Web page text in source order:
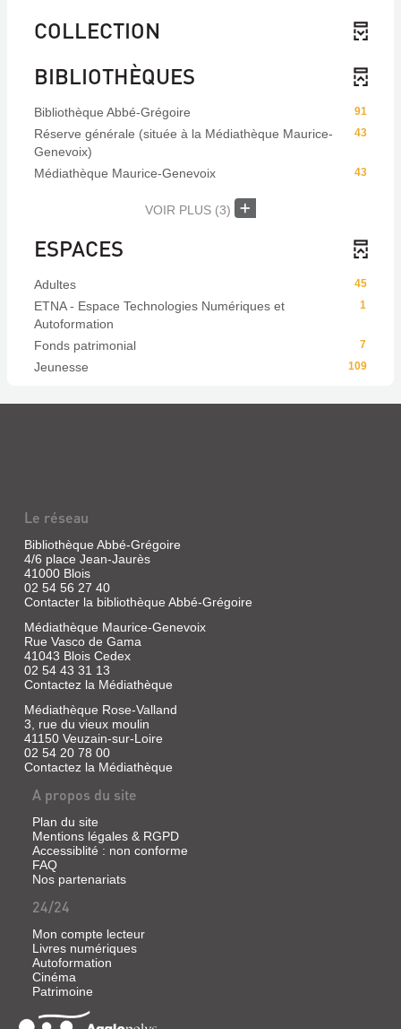
COLLECTION
BIBLIOTHÈQUES
91
Bibliothèque Abbé-Grégoire
43
Réserve générale (située à la Médiathèque Maurice-
Genevoix)
43
Médiathèque Maurice-Genevoix
VOIR PLUS (3)
ESPACES
45
Adultes
1
ETNA - Espace Technologies Numériques et
Autoformation
7
Fonds patrimonial
109
Jeunesse
Le réseau
Bibliothèque Abbé-Grégoire
4/6 place Jean-Jaurès
41000 Blois
02 54 56 27 40
Contacter la bibliothèque Abbé-Grégoire
Médiathèque Maurice-Genevoix
Rue Vasco de Gama
41043 Blois Cedex
02 54 43 31 13
Contactez la Médiathèque
Médiathèque Rose-Valland
3, rue du vieux moulin
41150 Veuzain-sur-Loire
02 54 20 78 00
Contactez la Médiathèque
A propos du site
Plan du site
Mentions légales & RGPD
Accessiblité : non conforme
FAQ
Nos partenariats
24/24
Mon compte lecteur
Livres numériques
Autoformation
Cinéma
Patrimoine